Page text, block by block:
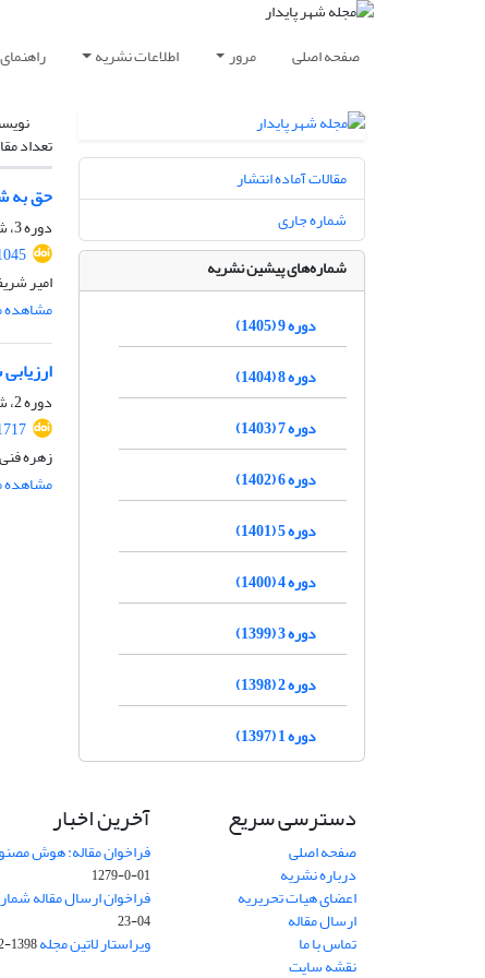
صفحه اصلی مرور اطلاعات نشریه
تعداد
حق به
دوره 3، شماره 1، بهار 1399، صفحه
امیر
مشاهده
ارزیابی
دوره 2، شماره 1، بهار 1398، صفحه
زهره فنی
مشاهده
مقالات آماده انتشار
شماره جاری
شماره‌های پیشین نشریه
دوره 9 (1405)
دوره 8 (1404)
دوره 7 (1403)
دوره 6 (1402)
دوره 5 (1401)
دوره 4 (1400)
دوره 3 (1399)
دوره 2 (1398)
دوره 1 (1397)
دسترسی سریع
صفحه اصلی
درباره نشریه
اعضای هیات تحریریه
ارسال مقاله
تماس با ما
نقشه سایت
آخرین اخبار
فراخوان مقاله: هوش
01-0-1279
فراخوان ارسال مقاله شماره
04-23
ویراستار لاتین مجله1398-02-30